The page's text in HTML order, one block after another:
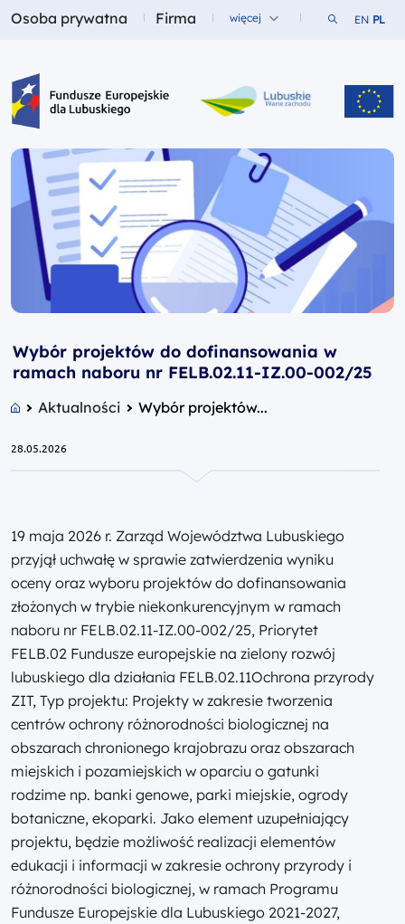
Fundusze dla
Osoba prywatna Fundusze dla
Firma więcej Szukaj w
EN PL
Fundusze Europejskie dla Lubuskiego
Wybór projektów do dofinansowania w
ramach naboru nr FELB.02.11-IZ.00-002/25
Aktualności Wybór projektów...
28.05.2026
19 maja 2026 r. Zarząd Województwa Lubuskiego
przyjął uchwałę w sprawie zatwierdzenia wyniku
oceny oraz wyboru projektów do dofinansowania
złożonych w trybie niekonkurencyjnym w ramach
naboru nr FELB.02.11-IZ.00-002/25, Priorytet
FELB.02 Fundusze europejskie na zielony rozwój
lubuskiego dla działania FELB.02.11Ochrona przyrody
ZIT, Typ projektu: Projekty w zakresie tworzenia
centrów ochrony różnorodności biologicznej na
obszarach chronionego krajobrazu oraz obszarach
miejskich i pozamiejskich w oparciu o gatunki
rodzime np. banki genowe, parki miejskie, ogrody
botaniczne, ekoparki. Jako element uzupełniający
projektu, będzie możliwość realizacji elementów
edukacji i informacji w zakresie ochrony przyrody i
różnorodności biologicznej, w ramach Programu
Fundusze Europejskie dla Lubuskiego 2021-2027,